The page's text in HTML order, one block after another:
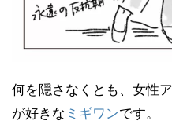
何を隠さなくとも、女性
が好きな ミギワンです。